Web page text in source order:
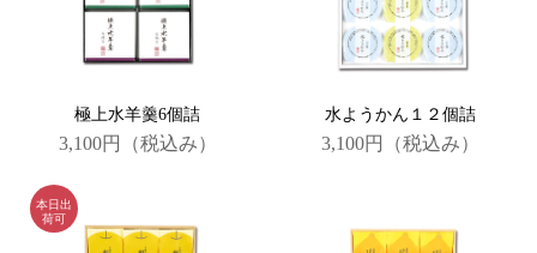
極上水羊羹6個詰
3,100円 （税込み）
水ようかん１２個詰
3,100円 （税込み）